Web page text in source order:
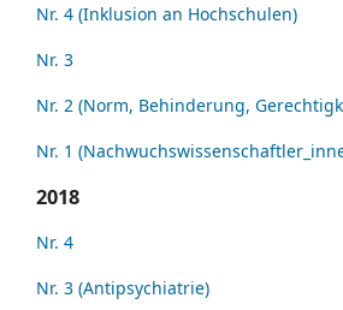
Nr. 4 (Inklusion an Hochschulen)
Nr. 3
Nr. 2 (Norm, Behinderung,
Nr. 1
2018
Nr. 4
Nr. 3 (Antipsychiatrie)